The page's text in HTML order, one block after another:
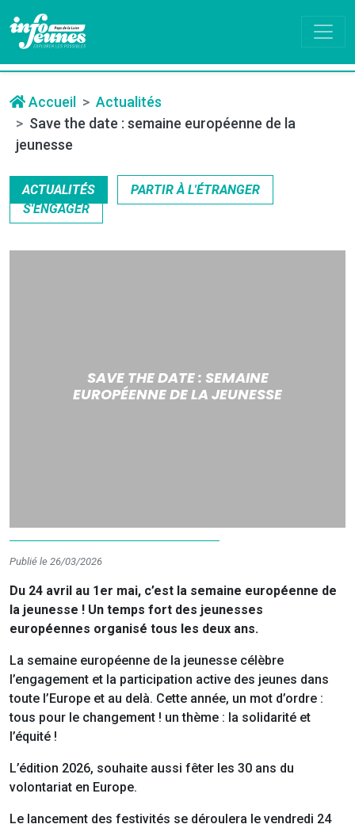
Accueil
Actualités
Save the date : semaine européenne de la
jeunesse
ACTUALITÉS
PARTIR À L'ÉTRANGER
S'ENGAGER
SAVE THE DATE : SEMAINE
EUROPÉENNE DE LA JEUNESSE
Publié le 26/03/2026
Du 24 avril au 1er mai, c’est la semaine européenne de
la jeunesse ! Un temps fort des jeunesses
européennes organisé tous les deux ans.
La semaine européenne de la jeunesse célèbre
l’engagement et la participation active des jeunes dans
toute l’Europe et au delà. Cette année, un mot d’ordre :
tous pour le changement ! un thème : la solidarité et
l’équité !
L’édition 2026, souhaite aussi fêter les 30 ans du
volontariat en Europe.
Le lancement des festivités se déroulera le vendredi 24